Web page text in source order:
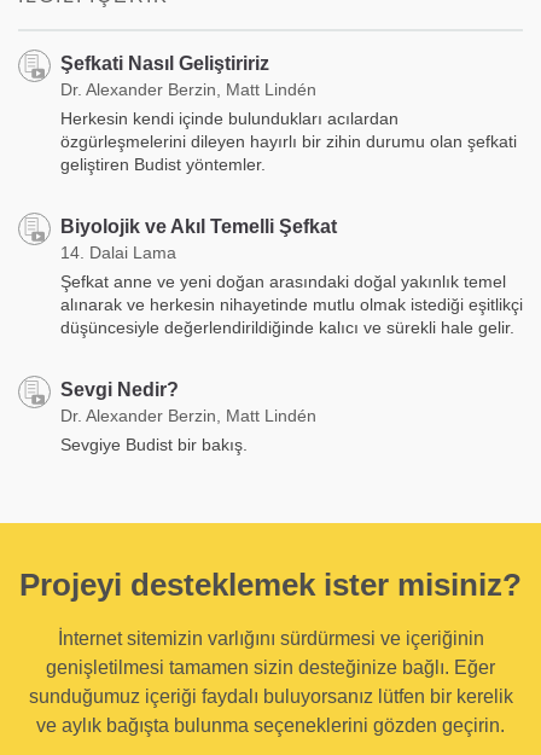
Şefkati Nasıl Geliştiririz
Dr. Alexander Berzin, Matt Lindén
Herkesin kendi içinde bulundukları acılardan
özgürleşmelerini dileyen hayırlı bir zihin durumu olan şefkati
geliştiren Budist yöntemler.
Biyolojik ve Akıl Temelli Şefkat
14. Dalai Lama
Şefkat anne ve yeni doğan arasındaki doğal yakınlık temel
alınarak ve herkesin nihayetinde mutlu olmak istediği eşitlikçi
düşüncesiyle değerlendirildiğinde kalıcı ve sürekli hale gelir.
Sevgi Nedir?
Dr. Alexander Berzin, Matt Lindén
Sevgiye Budist bir bakış.
Projeyi desteklemek ister misiniz?
İnternet sitemizin varlığını sürdürmesi ve içeriğinin
genişletilmesi tamamen sizin desteğinize bağlı. Eğer
sunduğumuz içeriği faydalı buluyorsanız lütfen bir kerelik
ve aylık bağışta bulunma seçeneklerini gözden geçirin.